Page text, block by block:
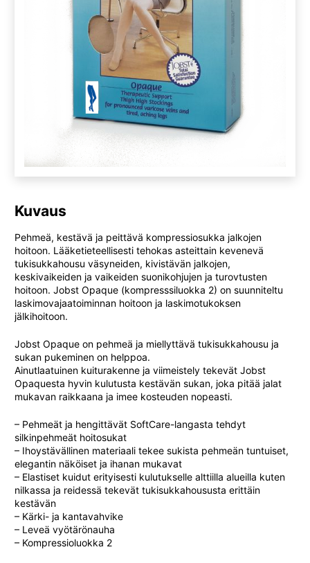
Kuvaus
Pehmeä, kestävä ja peittävä kompressiosukka jalkojen
hoitoon. Lääketieteellisesti tehokas asteittain kevenevä
tukisukkahousu väsyneiden, kivistävän jalkojen,
keskivaikeiden ja vaikeiden suonikohjujen ja turovtusten
hoitoon. Jobst Opaque (kompresssiluokka 2) on suunniteltu
laskimovajaatoiminnan hoitoon ja laskimotukoksen
jälkihoitoon.
Jobst Opaque on pehmeä ja miellyttävä tukisukkahousu ja
sukan pukeminen on helppoa.
Ainutlaatuinen kuiturakenne ja viimeistely tekevät Jobst
Opaquesta hyvin kulutusta kestävän sukan, joka pitää jalat
mukavan raikkaana ja imee kosteuden nopeasti.
– Pehmeät ja hengittävät SoftCare-langasta tehdyt
silkinpehmeät hoitosukat
– Ihoystävällinen materiaali tekee sukista pehmeän tuntuiset,
elegantin näköiset ja ihanan mukavat
– Elastiset kuidut erityisesti kulutukselle alttiilla alueilla kuten
nilkassa ja reidessä tekevät tukisukkahoususta erittäin
kestävän
– Kärki- ja kantavahvike
– Leveä vyötärönauha
– Kompressioluokka 2